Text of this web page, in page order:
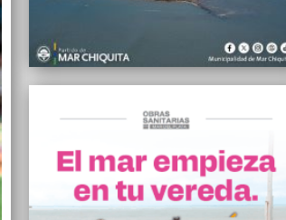
“El silencio también es una decisión política”,
cuestionó Eva Ayala la inacción municipal ante
la suciedad en Mar del Plata
La actividad industrial cayó 8,7% en el mes de
10/04/2026 09:03
El Concejo Deliberante evaluará el pedido de
aumento del boleto a $2.569,48